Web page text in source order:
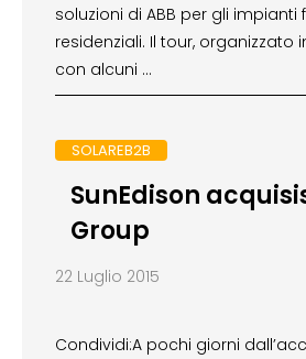
soluzioni di ABB per gli
residenziali. Il tour, organizzato
con alcuni …
SOLAREB2B
SunEdison
Group
22 Luglio 2015
Condividi:A pochi giorni